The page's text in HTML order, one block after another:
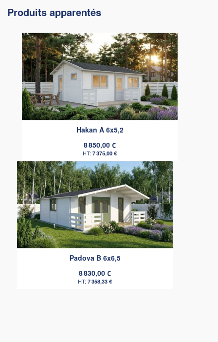
Produits apparentés
Hakan A 6x5,2
8 850,00 €
7 375,00 €
Padova B 6x6,5
8 830,00 €
7 358,33 €